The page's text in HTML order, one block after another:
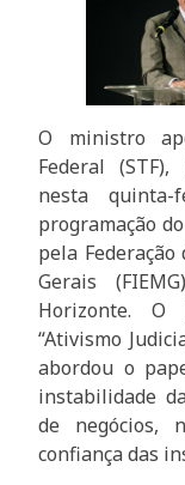
O ministro
Federal
nesta
programação
pela
Gerais
Horizonte.
“Ativismo
abordou o
instabilidade
de negócios,
confiança das